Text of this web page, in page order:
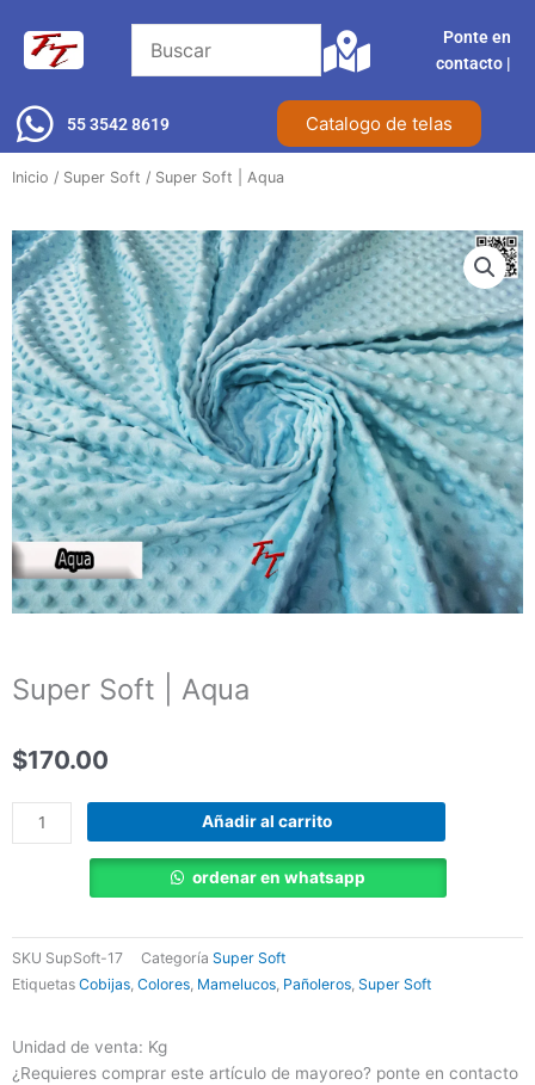
contenido
Ponte en
contacto |​
55 3542 8619 Catalogo de telas
Inicio / Super Soft / Super Soft | Aqua
Super Soft | Aqua
$170.00
Super
Soft
Añadir al carrito
ordenar en whatsapp
SKU SupSoft-17 Categoría Super Soft
Etiquetas Cobijas, Colores, Mamelucos, Pañoleros, Super Soft
Unidad de venta: Kg
¿Requieres comprar este artículo de mayoreo? ponte en contacto